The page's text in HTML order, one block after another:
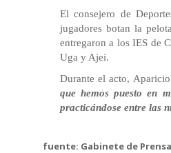
El consejero de
jugadores botan la
entregaron a los IES de
Uga y Ajei.
Durante el acto,
que hemos puesto en
practicándose entre las
fuente: Gabinete de Prensa